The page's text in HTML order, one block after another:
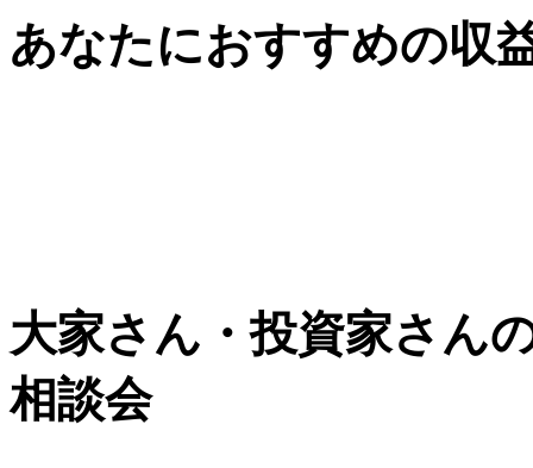
あなたにおすすめの収
大家さん・投資家さん
相談会